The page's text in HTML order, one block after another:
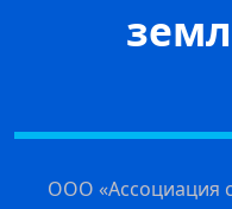
ООО «Ассоциация